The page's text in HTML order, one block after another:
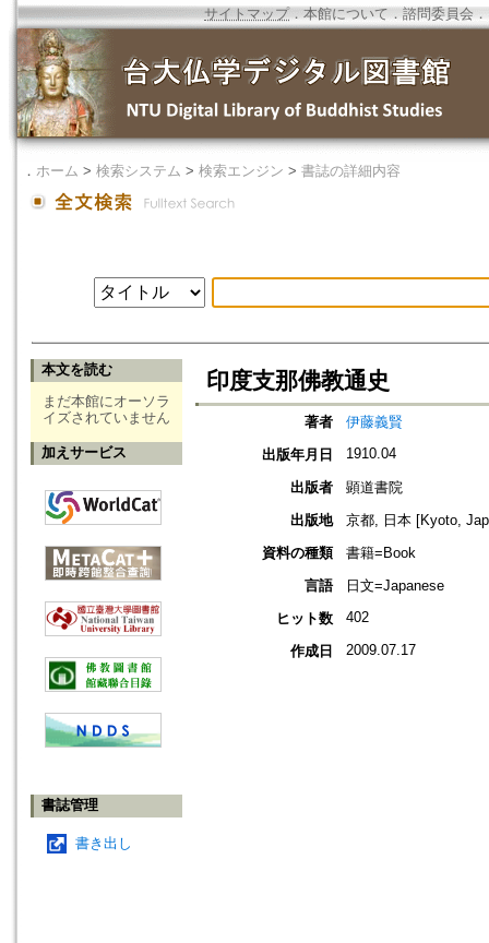
サイトマップ．本館について ． 諮問委員会 ．
． ホーム > 検索システム > 検索エンジン > 書誌の詳細内容
本文を読む
まだ本館にオーソラ
イズされていません
加えサービス
書誌管理
書き出し
印度支那佛教通史
著者
伊藤義賢
出版年月日
1910.04
出版者
顕道書院
出版地
京都, 日本 [Kyoto,
資料の種類
書籍=Book
言語
日文=Japanese
ヒット数
402
作成日 2009.07.17